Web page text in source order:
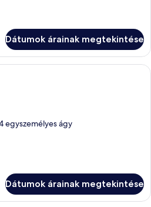
Dátumok árainak megtekintése
Pehelypaplan, minibár, széf a
egyszemélyes ágy
Dátumok árainak megtekintése